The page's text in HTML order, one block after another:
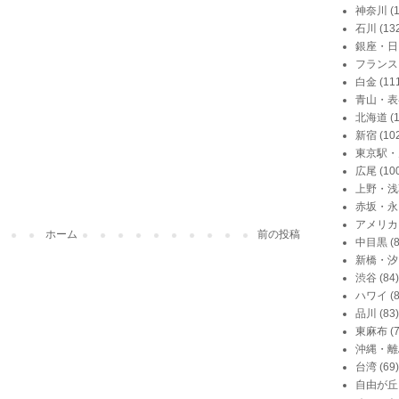
前の投稿
ホーム
神奈川
石川
銀座・
フランス
白金
青山・
北海道
新宿
東京駅
広尾
上野・
赤坂・
アメリカ
中目黒
新橋・
渋谷 (84)
ハワイ
品川 (83)
東麻布
沖縄・
台湾 (69)
自由が